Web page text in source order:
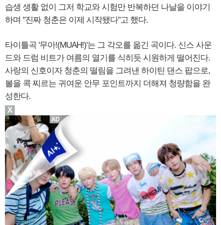
습생 생활 없이 그저 학교와 시험만 반복하던 나날을 이야기
하며 "진짜 청춘은 이제 시작됐다"고 했다.
타이틀곡 '무아!(MUAH!)'는 그 각오를 옮긴 곡이다. 신스 사운
드와 드럼 비트가 여름의 열기를 식히듯 시원하게 떨어진다.
사랑의 신호이자 청춘의 떨림을 그려낸 하이틴 댄스 팝으로,
볼을 콕 찌르는 귀여운 안무 포인트까지 더해져 청량함을 완
성한다.
X